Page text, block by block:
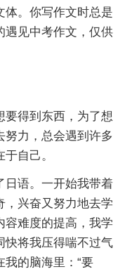
体。你写作文时总是
遇见中考作文，仅供
要得到东西，为了想
努力，总会遇到许多
自己。
日语。一开始我带着
，兴奋又努力地去学
容难度的提高，我学
快将我压得喘不过气
的脑海里：“要